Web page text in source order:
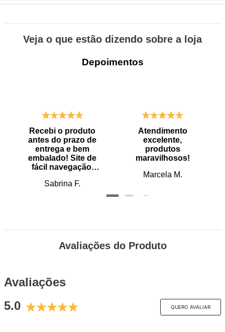
Veja o que estão dizendo sobre a loja
Depoimentos
Recebi o produto
antes do prazo de
entrega e bem
embalado! Site de
fácil navegação.
Sabrina F.
Atendimento
excelente,
produtos
maravilhosos!
Marcela M.
Avaliações do Produto
Avaliações
5.0
QUERO AVALIAR